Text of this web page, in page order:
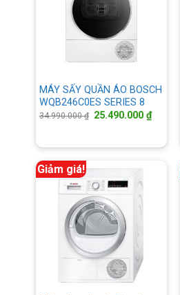
MÁY SẤY QUẦN ÁO BOSCH
WQB246C0ES SERIES 8
34.990.000₫ Giá
25.490.000₫Giá
hiện
Giảm giá!